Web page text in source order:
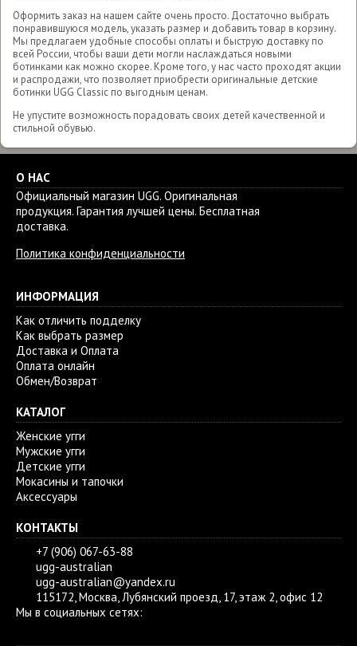
Оформить заказ на нашем сайте очень просто. Достаточно выбрать
понравившуюся модель, указать размер и добавить товар в корзину.
Мы предлагаем удобные способы оплаты и быструю доставку по
всей России, чтобы ваши дети могли наслаждаться новыми
ботинками как можно скорее. Кроме того, у нас часто проходят акции
и распродажи, что позволяет приобрести оригинальные детские
ботинки UGG Classic по выгодным ценам.
Не упустите возможность порадовать своих детей качественной и
стильной обувью.
О НАС
Официальный магазин UGG. Оригинальная
продукция. Гарантия лучшей цены. Бесплатная
доставка.
Политика конфиденциальности
ИНФОРМАЦИЯ
Как отличить подделку
Как выбрать размер
Доставка и Оплата
Оплата онлайн
Обмен/Возврат
КАТАЛОГ
Женские угги
Мужские угги
Детские угги
Мокасины и тапочки
Аксессуары
КОНТАКТЫ
+7 (906) 067-63-88
ugg-australian
ugg-australian@yandex.ru
115172, Москва, Лубянский проезд, 17, этаж 2, офис 12
Мы в социальных сетях: